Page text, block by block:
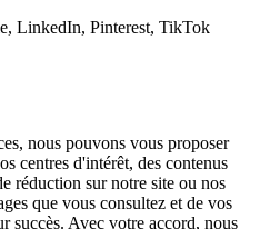
LinkedIn, Pinterest, TikTok
nous pouvons vous proposer
centres d'intérêt, des contenus
réduction sur notre site ou nos
que vous consultez et de vos
succès. Avec votre accord, nous